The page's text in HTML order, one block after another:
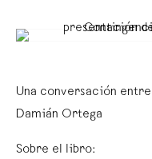
Una conversación
Damián Ortega
Sobre el libro: